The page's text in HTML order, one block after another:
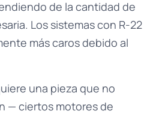
de la cantidad de
Los sistemas con R-22
más caros debido al
una pieza que no
— ciertos motores de